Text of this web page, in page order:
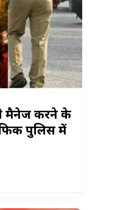
मैनेज करने के
पुलिस में